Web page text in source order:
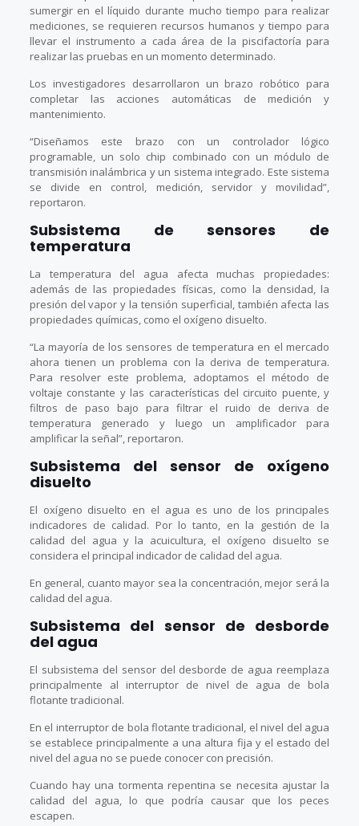
sumergir en el líquido durante mucho tiempo para realizar
mediciones, se requieren recursos humanos y tiempo para
llevar el instrumento a cada área de la piscifactoría para
realizar las pruebas en un momento determinado.
Los investigadores desarrollaron un brazo robótico para
completar las acciones automáticas de medición y
mantenimiento.
“Diseñamos este brazo con un controlador lógico
programable, un solo chip combinado con un módulo de
transmisión inalámbrica y un sistema integrado. Este sistema
se divide en control, medición, servidor y movilidad”,
reportaron.
Subsistema de sensores de
temperatura
La temperatura del agua afecta muchas propiedades:
además de las propiedades físicas, como la densidad, la
presión del vapor y la tensión superficial, también afecta las
propiedades químicas, como el oxígeno disuelto.
“La mayoría de los sensores de temperatura en el mercado
ahora tienen un problema con la deriva de temperatura.
Para resolver este problema, adoptamos el método de
voltaje constante y las características del circuito puente, y
filtros de paso bajo para filtrar el ruido de deriva de
temperatura generado y luego un amplificador para
amplificar la señal”, reportaron.
Subsistema del sensor de oxígeno
disuelto
El oxígeno disuelto en el agua es uno de los principales
indicadores de calidad. Por lo tanto, en la gestión de la
calidad del agua y la acuicultura, el oxígeno disuelto se
considera el principal indicador de calidad del agua.
En general, cuanto mayor sea la concentración, mejor será la
calidad del agua.
Subsistema del sensor de desborde
del agua
El subsistema del sensor del desborde de agua reemplaza
principalmente al interruptor de nivel de agua de bola
flotante tradicional.
En el interruptor de bola flotante tradicional, el nivel del agua
se establece principalmente a una altura fija y el estado del
nivel del agua no se puede conocer con precisión.
Cuando hay una tormenta repentina se necesita ajustar la
calidad del agua, lo que podría causar que los peces
escapen.